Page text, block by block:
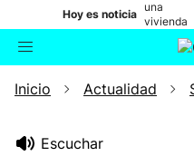
Hoy es noticia
una
vivienda
de Bilbao
Buscador
Inicio Actualidad
Escuchar